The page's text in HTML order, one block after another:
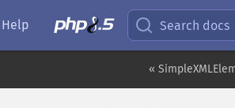
Help Search docs
«